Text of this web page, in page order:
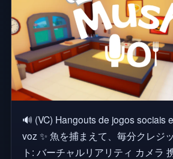
🔊 (VC) Hangouts de jogos sociais
voz ✨ 魚を捕まえて、毎分クレジット
ト: バーチャルリアリティ カメラ